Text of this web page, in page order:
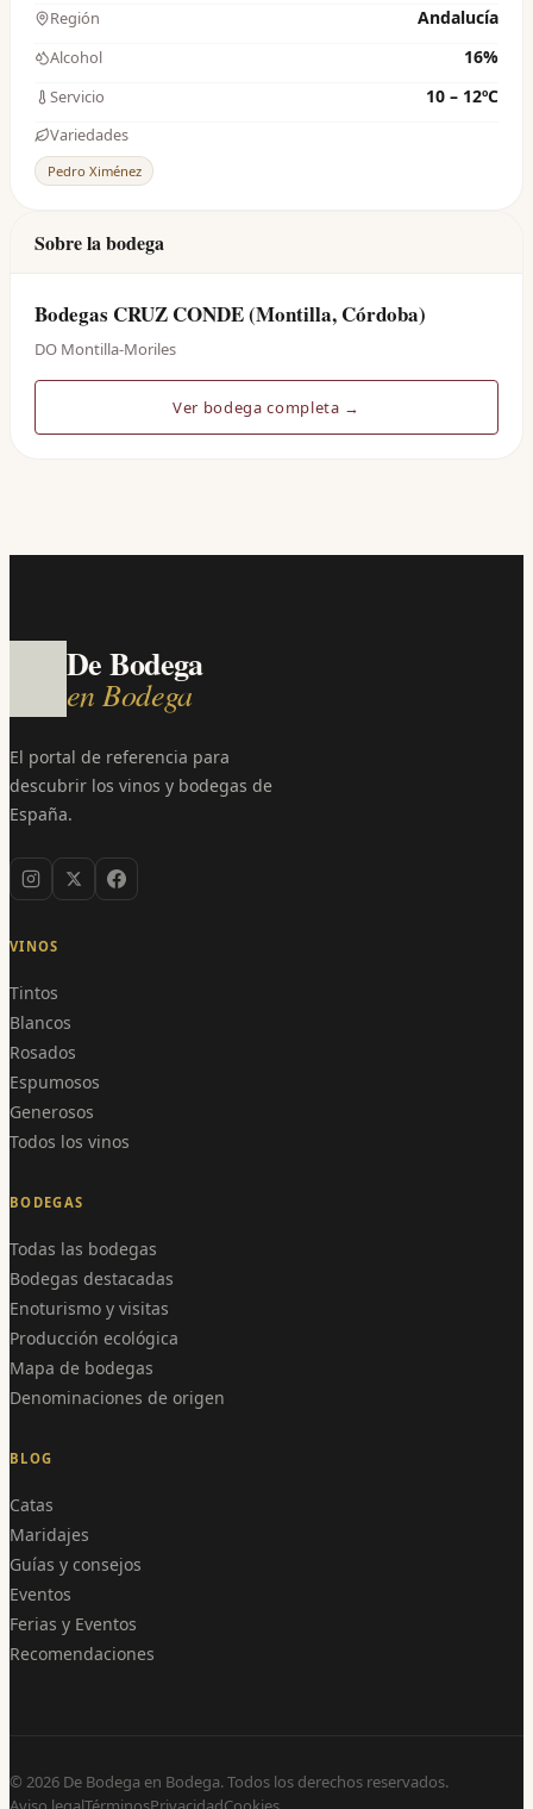
Región Andalucía
Alcohol 16%
Servicio 10 – 12ºC
Variedades
Pedro Ximénez
Sobre la bodega
Bodegas CRUZ CONDE (Montilla, Córdoba)
DO Montilla-Moriles
Ver bodega completa →
De Bodega
en Bodega
El portal de referencia para
descubrir los vinos y bodegas de
España.
VINOS
Tintos
Blancos
Rosados
Espumosos
Generosos
Todos los vinos
BODEGAS
Todas las bodegas
Bodegas destacadas
Enoturismo y visitas
Producción ecológica
Mapa de bodegas
Denominaciones de origen
BLOG
Catas
Maridajes
Guías y consejos
Eventos
Ferias y Eventos
Recomendaciones
© 2026 De Bodega en Bodega. Todos los derechos reservados.